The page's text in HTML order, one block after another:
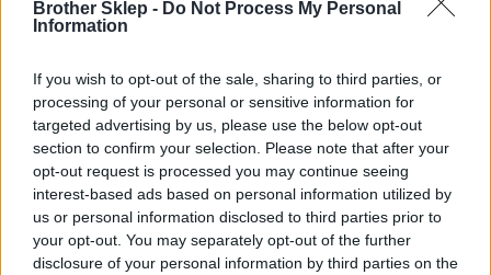
Brother Sklep - Do Not Process My Personal
Information
If you wish to opt-out of the sale, sharing to third parties, or
processing of your personal or sensitive information for
targeted advertising by us, please use the below opt-out
section to confirm your selection. Please note that after your
opt-out request is processed you may continue seeing
interest-based ads based on personal information utilized by
us or personal information disclosed to third parties prior to
your opt-out. You may separately opt-out of the further
disclosure of your personal information by third parties on the
Dane producenta
Brother Central and Eastern Europe GmbH
Am Euro Platz 2/2/M1,
1120 Wiedeń, Austria
https://global.brother
Podmiot odpowiedzialny